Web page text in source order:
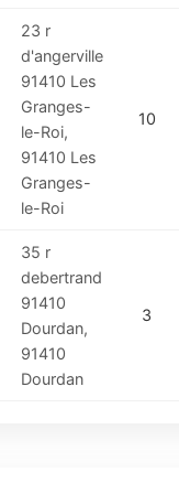
23 r
d'angerville
91410 Les
Granges-
le-Roi,
91410 Les
Granges-
le-Roi
10
35 r
debertrand
91410
Dourdan,
91410
Dourdan
3